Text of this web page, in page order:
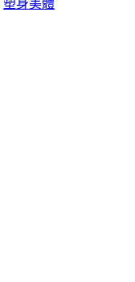
塑身美體